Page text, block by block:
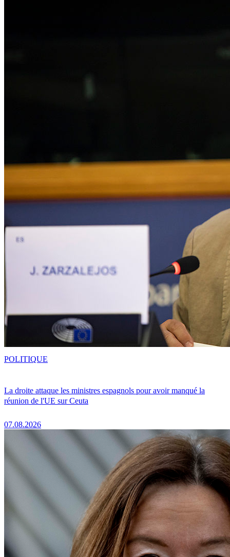
La droite attaque les ministres espagnols pour avoir manqué la
réunion de l'UE sur Ceuta
07.08.2026
POLITIQUE